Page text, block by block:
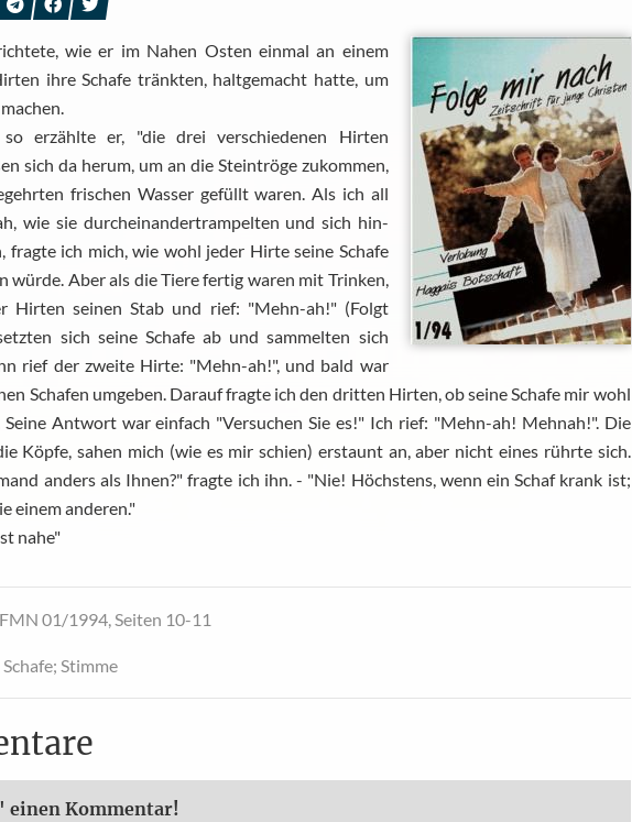
wie er im Nahen Osten einmal an einem
ihre Schafe tränkten, haltgemacht hatte, um
so erzählte er, "die drei verschiedenen Hirten
sich da herum, um an die Steintröge zukommen,
frischen Wasser gefüllt waren. Als ich all
wie sie durcheinandertrampelten und sich hin-
fragte ich mich, wie wohl jeder Hirte seine Schafe
würde. Aber als die Tiere fertig waren mit Trinken,
Hirten seinen Stab und rief: "Mehn-ah!" (Folgt
sich seine Schafe ab und sammelten sich
rief der zweite Hirte: "Mehn-ah!", und bald war
Schafen umgeben. Darauf fragte ich den dritten Hirten, ob seine Schafe mir wohl
Antwort war einfach "Versuchen Sie es!" Ich rief: "Mehn-ah! Mehnah!". Die
Köpfe, sahen mich (wie es mir schien) erstaunt an, aber nicht eines rührte sich.
anders als Ihnen?" fragte ich ihn. - "Nie! Höchstens, wenn ein Schaf krank ist;
einem anderen."
nahe"
01/1994, Seiten 10-11
Schafe; Stimme
einen Kommentar!